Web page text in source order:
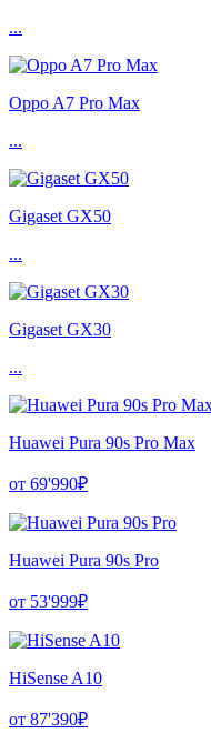
...
Oppo A7 Pro Max
...
Gigaset GX50
...
Gigaset GX30
...
Huawei Pura 90s Pro Max
от 69'990₽
Huawei Pura 90s Pro
от 53'999₽
HiSense A10
от 87'390₽